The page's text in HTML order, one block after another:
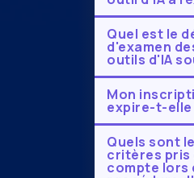
Quel est le
d'examen
outils d'IA
Mon
expire-t-elle
Quels sont
critères pris
compte lors